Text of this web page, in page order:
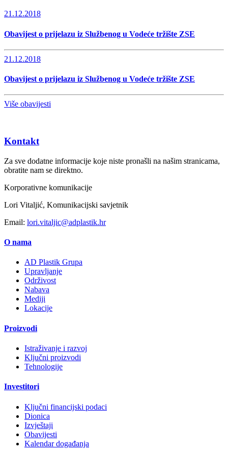
21.12.2018
Obavijest o prijelazu iz Službenog u Vodeće tržište ZSE
21.12.2018
Obavijest o prijelazu iz Službenog u Vodeće tržište ZSE
Više obavijesti
Kontakt
Za sve dodatne informacije koje niste pronašli na našim stranicama,
obratite nam se direktno.
Korporativne komunikacije
Lori Vitaljić, Komunikacijski savjetnik
Email: lori.vitaljic@adplastik.hr
O nama
AD Plastik Grupa
Upravljanje
Održivost
Nabava
Mediji
Lokacije
Proizvodi
Istraživanje i razvoj
Ključni proizvodi
Tehnologije
Investitori
Ključni financijski podaci
Dionica
Izvještaji
Obavijesti
Kalendar događanja